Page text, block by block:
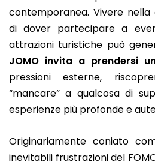
contemporanea. Vivere
di dover partecipare a
attrazioni turistiche può
JOMO invita a prendersi
pressioni esterne,
“mancare” a qualcosa di
esperienze più profonde e
Originariamente coniato
inevitabili frustrazioni del